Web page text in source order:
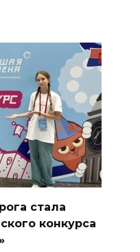
стала
конкурса